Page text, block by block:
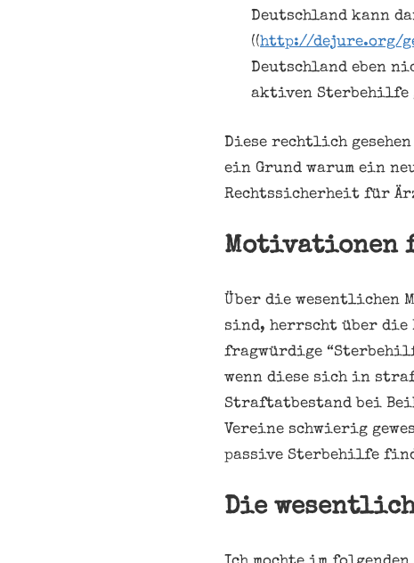
Deutschland kann
((http://dejure.org/
Deutschland eben
aktiven Sterbehilfe
Diese rechtlich
ein Grund warum ein
Rechtssicherheit für
Motivationen
Über die wesentlichen
sind, herrscht über die
fragwürdige
wenn diese sich in
Straftatbestand bei
Vereine schwierig
passive Sterbehilfe
Die